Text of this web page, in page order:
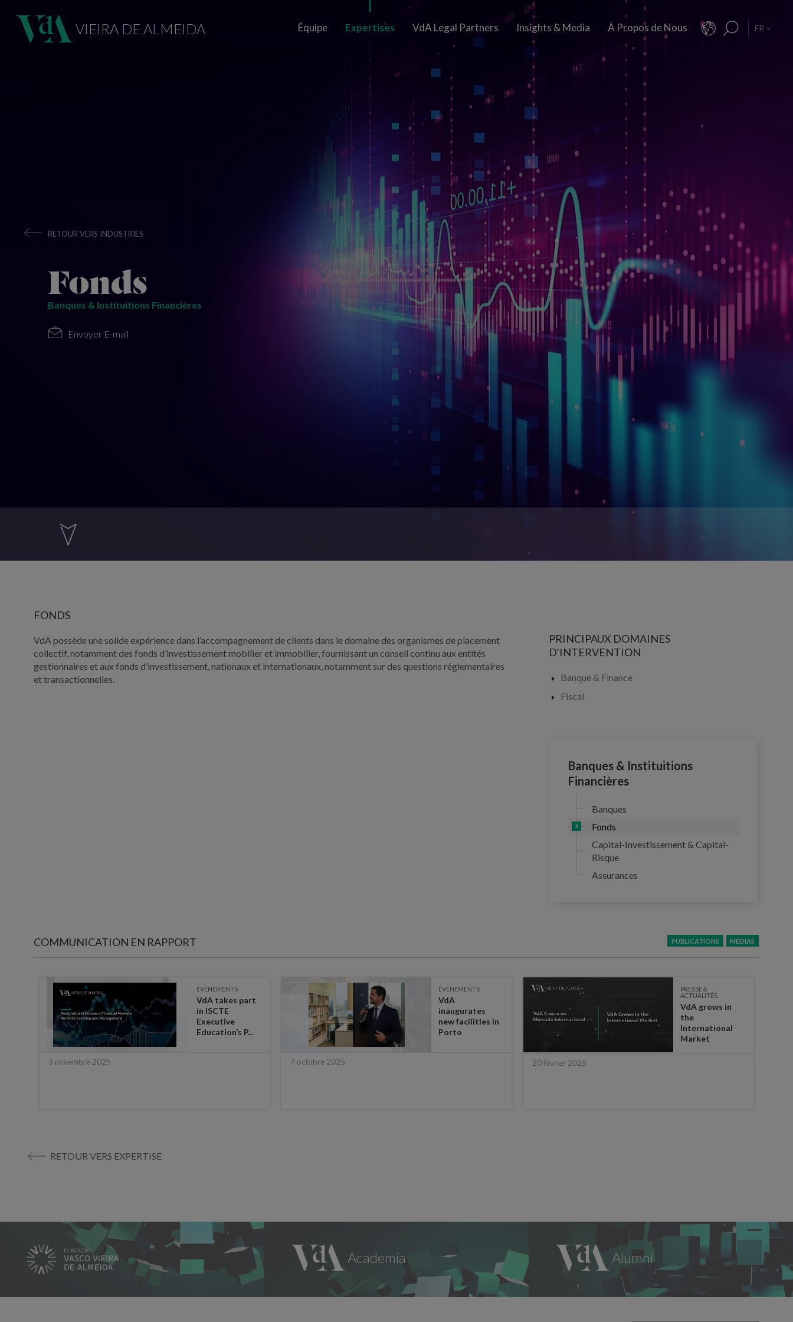
VIEIRA DE ALMEIDA Équipe Expertises VdA Legal Partners Insights & Media À Propos de Nous FR
RETOUR VERS INDUSTRIES
Fonds
Banques & Instituitions Financières
Envoyer E-mail
FONDS
VdA possède une solide expérience dans l’accompagnement de clients dans le domaine des organismes de placement
collectif, notamment des fonds d’investissement mobilier et immobilier, fournissant un conseil continu aux entités
gestionnaires et aux fonds d’investissement, nationaux et internationaux, notamment sur des questions réglementaires
et transactionnelles.
PRINCIPAUX DOMAINES
D'INTERVENTION
Banque & Finance
Fiscal
Banques & Instituitions
Financières
Banques
Fonds
Capital-Investissement & Capital-
Risque
Assurances
COMMUNICATION EN RAPPORT PUBLICATIONS MÉDIAS
ÉVÈNEMENTS
VdA takes part
in ISCTE
Executive
Education’s P...
3 novembre 2025
ÉVÈNEMENTS
VdA
inaugurates
new facilities in
Porto
7 octobre 2025
PRESSE &
ACTUALITÉS
VdA grows in
the
International
Market
20 février 2025
RETOUR VERS EXPERTISE